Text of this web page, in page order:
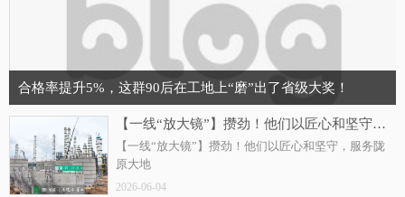
合格率提升5%，这群90后在工地上“磨”出了省级大奖！
【一线“放大镜”】攒劲！他们以匠心和坚守，服务陇原大地
【一线“放大镜”】攒劲！他们以匠心和坚守，服务陇
原大地
2026-06-04